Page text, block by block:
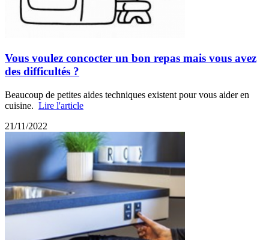
Vous voulez concocter un bon repas mais vous avez
des difficultés ?
Beaucoup de petites aides techniques existent pour vous aider en
cuisine. Lire l'article
21/11/2022